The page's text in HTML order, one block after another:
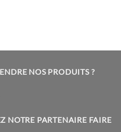
NOS PRODUITS ?
NOTRE PARTENAIRE FAIRE